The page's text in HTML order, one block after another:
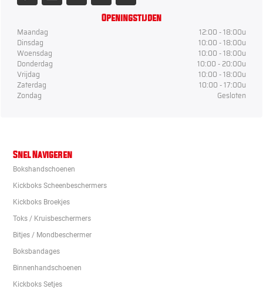
Openingstijden
Maandag
12:00 - 18:00u
Dinsdag
10:00 - 18:00u
Woensdag
10:00 - 18:00u
Donderdag
10:00 - 20:00u
Vrijdag
10:00 - 18:00u
Zaterdag
10:00 - 17:00u
Zondag
Gesloten
Snel Navigeren
Bokshandschoenen
Kickboks Scheenbeschermers
Kickboks Broekjes
Toks / Kruisbeschermers
Bitjes / Mondbeschermer
Boksbandages
Binnenhandschoenen
Kickboks Setjes